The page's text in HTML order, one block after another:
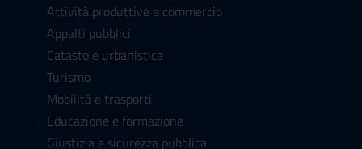
Attività produttive e commercio
Appalti pubblici
Catasto e urbanistica
Turismo
Mobilità e trasporti
Educazione e formazione
Giustizia e sicurezza pubblica